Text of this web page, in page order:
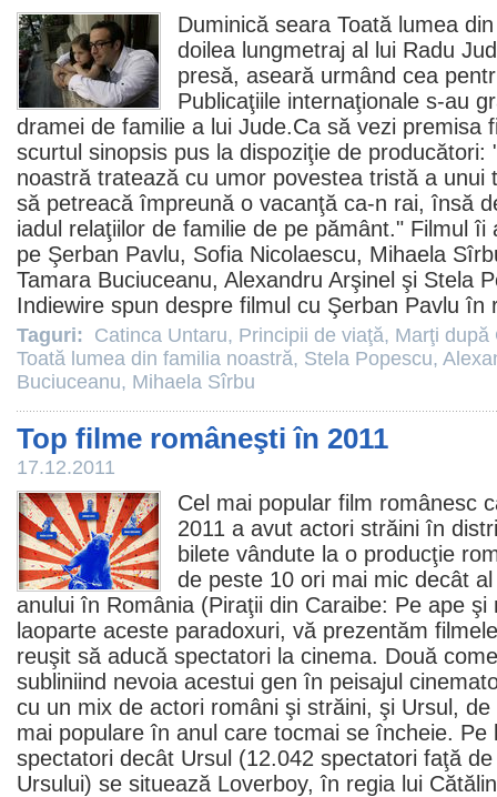
Duminică seara Toată lumea
doilea lungmetraj al lui Radu
presă, aseară urmând cea
Publicaţiile internaţionale s-au
dramei de familie a lui Jude.Ca să vezi premisa
scurtul sinopsis pus la dispoziţie de producători:
noastră tratează cu umor povestea tristă a unui
să petreacă împreună o vacanţă ca-n rai, însă
iadul relaţiilor de familie de pe pământ. " Filmul îi
pe Şerban Pavlu, Sofia Nicolaescu, Mihaela
Tamara Buciuceanu, Alexandru Arşinel şi Stela
Indiewire spun despre filmul cu Şerban Pavlu în
Taguri: Catinca Untaru, Principii de viaţă, Marţi după
Toată lumea din familia noastră, Stela Popescu,
Buciuceanu, Mihaela Sîrbu
Top filme româneşti în 2011
17.12.2011
Cel mai popular film românesc
2011 a avut actori străini în
bilete vândute la o producţie
de peste 10 ori mai mic decât
anului în România (Piraţii din Caraibe: Pe ape şi
laoparte aceste paradoxuri, vă prezentăm filmele
reuşit să aducă spectatori la cinema. Două
subliniind nevoia acestui gen în peisajul
cu un mix de actori români şi străini, şi Ursul , de
mai populare în anul care tocmai se încheie. Pe
spectatori decât Ursul (12.042 spectatori faţă
Ursului) se situează Loverboy, în regia lui